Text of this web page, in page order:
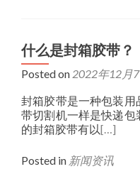
什么是封箱胶带？
Posted on 2022年12月
封箱胶带是一种包装
带切割机一样是快递
的封箱胶带有以[…]
Posted in 新闻资讯